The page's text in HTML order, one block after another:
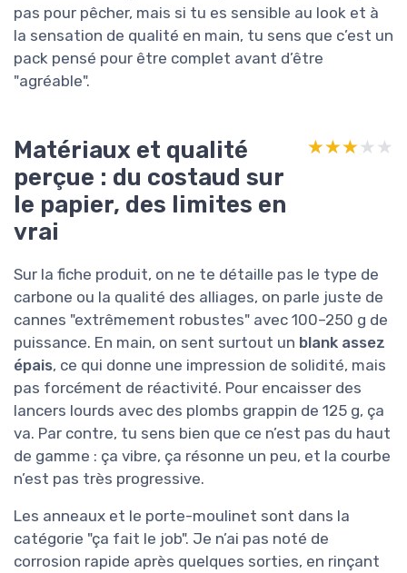
pas pour pêcher, mais si tu es sensible au look et à
la sensation de qualité en main, tu sens que c’est un
pack pensé pour être complet avant d’être
"agréable".
Matériaux et qualité
perçue : du costaud sur
le papier, des limites en
vrai
★★★★★
★★★★★
Sur la fiche produit, on ne te détaille pas le type de
carbone ou la qualité des alliages, on parle juste de
cannes "extrêmement robustes" avec 100–250 g de
puissance. En main, on sent surtout un blank assez
épais, ce qui donne une impression de solidité, mais
pas forcément de réactivité. Pour encaisser des
lancers lourds avec des plombs grappin de 125 g, ça
va. Par contre, tu sens bien que ce n’est pas du haut
de gamme : ça vibre, ça résonne un peu, et la courbe
n’est pas très progressive.
Les anneaux et le porte-moulinet sont dans la
catégorie "ça fait le job". Je n’ai pas noté de
corrosion rapide après quelques sorties, en rinçant